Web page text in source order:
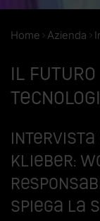
Home Azienda
Il futuro
Intervista
Klieber:
spiega la